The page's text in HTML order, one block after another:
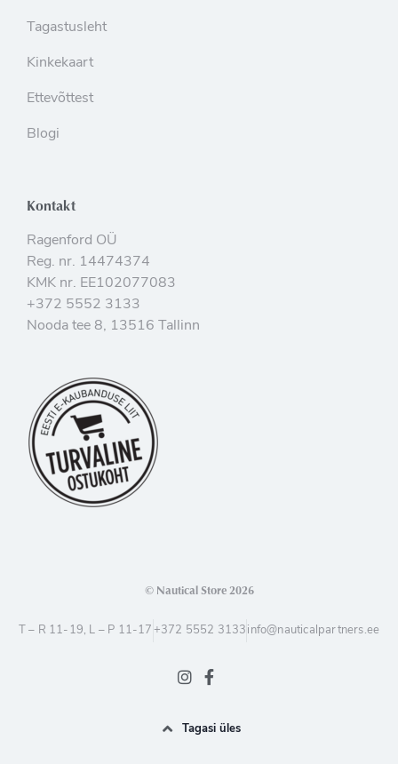
Tagastusleht
Kinkekaart
Ettevõttest
Blogi
Kontakt
Ragenford OÜ
Reg. nr. 14474374
KMK nr. EE102077083
+372 5552 3133
Nooda tee 8, 13516 Tallinn
© Nautical Store 2026
T – R 11-19, L – P 11-17 +372 5552 3133 info@nauticalpartners.ee
Tagasi üles